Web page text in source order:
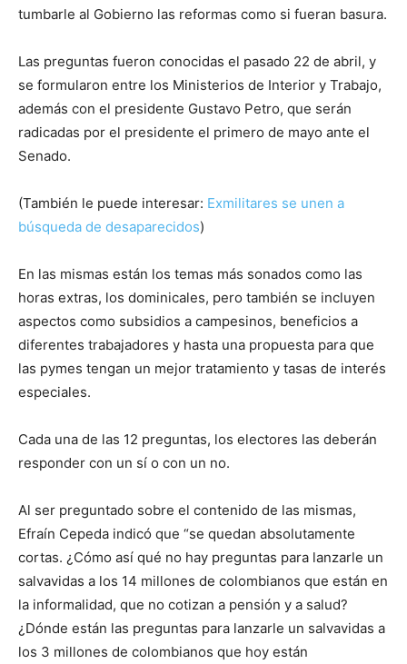
tumbarle al Gobierno las reformas como si fueran basura.
Las preguntas fueron conocidas el pasado 22 de abril, y
se formularon entre los Ministerios de Interior y Trabajo,
además con el presidente Gustavo Petro, que serán
radicadas por el presidente el primero de mayo ante el
Senado.
(También le puede interesar: Exmilitares se unen a
búsqueda de desaparecidos)
En las mismas están los temas más sonados como las
horas extras, los dominicales, pero también se incluyen
aspectos como subsidios a campesinos, beneficios a
diferentes trabajadores y hasta una propuesta para que
las pymes tengan un mejor tratamiento y tasas de interés
especiales.
Cada una de las 12 preguntas, los electores las deberán
responder con un sí o con un no.
Al ser preguntado sobre el contenido de las mismas,
Efraín Cepeda indicó que “se quedan absolutamente
cortas. ¿Cómo así qué no hay preguntas para lanzarle un
salvavidas a los 14 millones de colombianos que están en
la informalidad, que no cotizan a pensión y a salud?
¿Dónde están las preguntas para lanzarle un salvavidas a
los 3 millones de colombianos que hoy están